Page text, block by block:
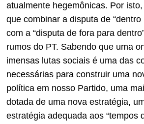
atualmente hegemônicas. Por
que combinar a disputa de “dentro
com a “disputa de fora para
rumos do PT. Sabendo que uma
imensas lutas sociais é uma das
necessárias para construir uma
política em nosso Partido, uma
dotada de uma nova estratégia,
estratégia adequada aos “tempos